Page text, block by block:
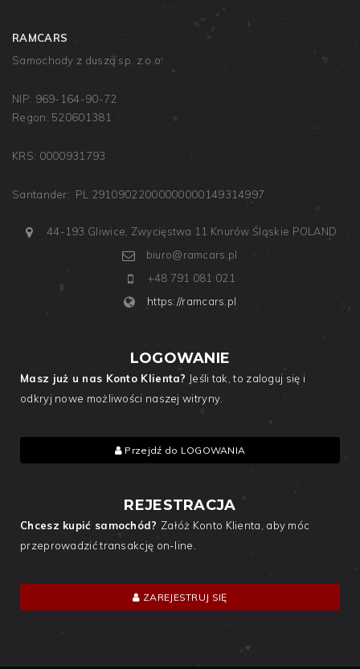
RAMCARS
Samochody z duszą sp. z.o.o.
NIP: 969-164-90-72
Regon: 520601381
KRS: 0000931793
Santander: PL 29109022000000000149314997
44-193 Gliwice, Zwycięstwa 11 Knurów Śląskie POLAND
biuro@ramcars.pl
+48 791 081 021
https://ramcars.pl
LOGOWANIE
Masz już u nas Konto Klienta? Jeśli tak, to zaloguj się i
odkryj nowe możliwości naszej witryny.
Przejdź do LOGOWANIA
REJESTRACJA
Chcesz kupić samochód? Załóż Konto Klienta, aby móc
przeprowadzić transakcję on-line.
ZAREJESTRUJ SIĘ